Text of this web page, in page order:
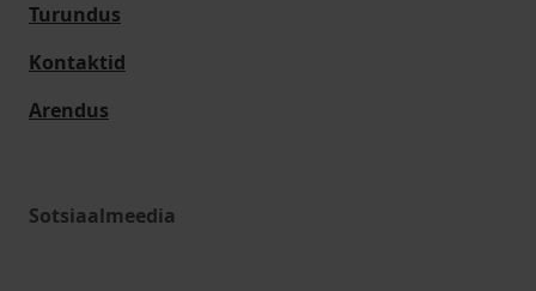
Turundus
Kontaktid
Arendus
Sotsiaalmeedia